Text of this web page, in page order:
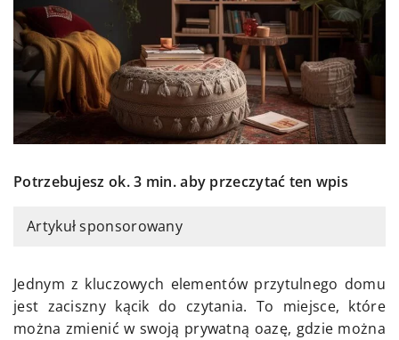
Potrzebujesz ok. 3 min. aby przeczytać ten wpis
Artykuł sponsorowany
Jednym z kluczowych elementów przytulnego domu
jest zaciszny kącik do czytania. To miejsce, które
można zmienić w swoją prywatną oazę, gdzie można